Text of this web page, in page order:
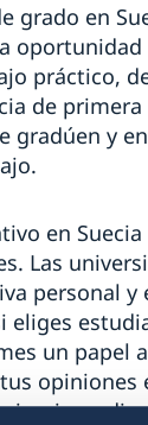
grado en
oportunidad
práctico,
de primera
gradúen y
en
Las
personal y
eliges
un papel
opiniones
y